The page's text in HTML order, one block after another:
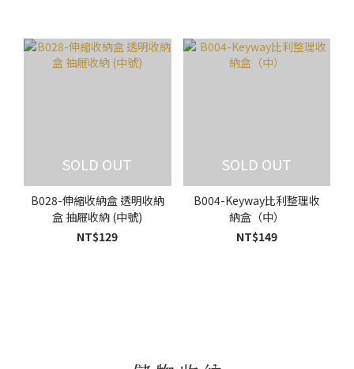
SOLD OUT
B028-伸縮收納盒 透明收納
盒 抽屜收納 (中號)
NT$129
SOLD OUT
B004-Keyway比利整理收
納盒（中）
NT$149